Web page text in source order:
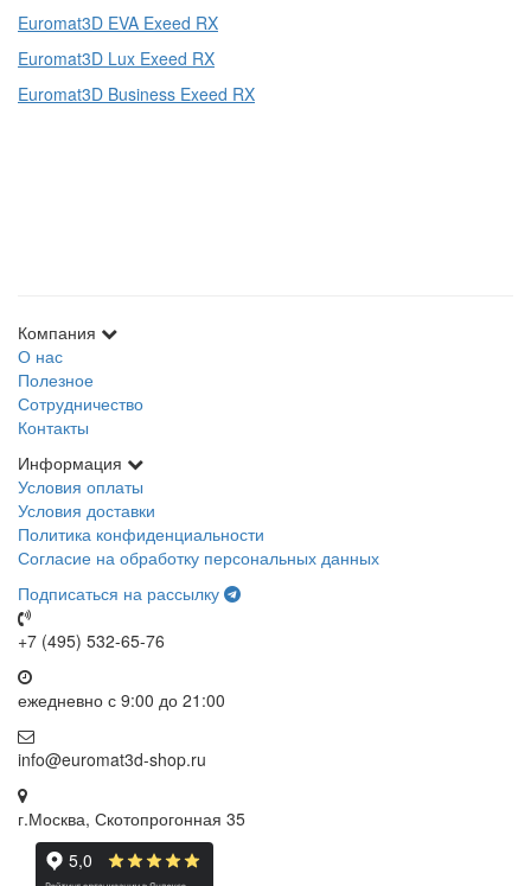
Euromat3D EVA Exeed RX
Euromat3D Lux Exeed RX
Euromat3D Business Exeed RX
Компания
О нас
Полезное
Сотрудничество
Контакты
Информация
Условия оплаты
Условия доставки
Политика конфиденциальности
Согласие на обработку персональных данных
Подписаться на рассылку
+7 (495) 532-65-76
ежедневно с 9:00 до 21:00
info@euromat3d-shop.ru
г.Москва, Скотопрогонная 35